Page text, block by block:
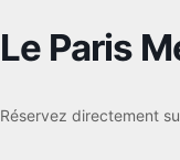
Le Paris
Réservez directement